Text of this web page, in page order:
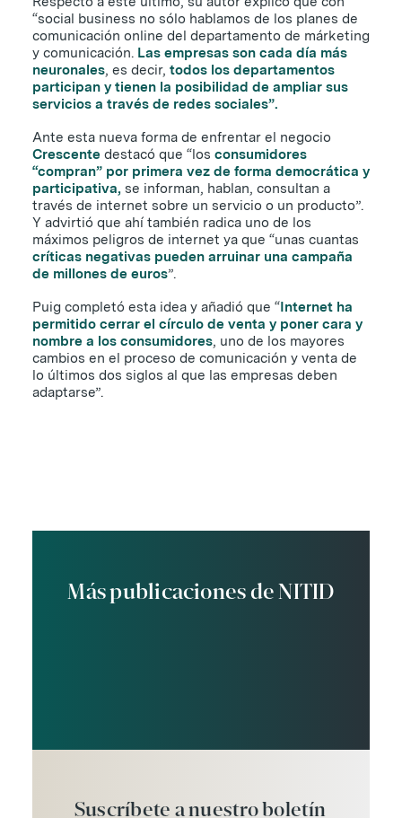
“social business no sólo hablamos de los planes de
comunicación online del departamento de márketing
y comunicación. Las empresas son cada día más
neuronales, es decir, todos los departamentos
participan y tienen la posibilidad de ampliar sus
servicios a través de redes sociales”.
Ante esta nueva forma de enfrentar el negocio
Crescente destacó que “los consumidores
“compran” por primera vez de forma democrática y
participativa, se informan, hablan, consultan a
través de internet sobre un servicio o un producto”.
Y advirtió que ahí también radica uno de los
máximos peligros de internet ya que “unas cuantas
críticas negativas pueden arruinar una campaña
de millones de euros”.
Puig completó esta idea y añadió que “Internet ha
permitido cerrar el círculo de venta y poner cara y
nombre a los consumidores, uno de los mayores
cambios en el proceso de comunicación y venta de
lo últimos dos siglos al que las empresas deben
adaptarse”.
Más publicaciones de NITID
Suscríbete a nuestroboletín